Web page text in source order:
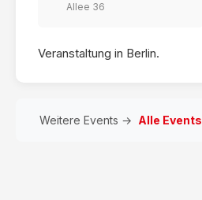
Allee 36
Veranstaltung in Berlin.
Weitere Events → Alle Events